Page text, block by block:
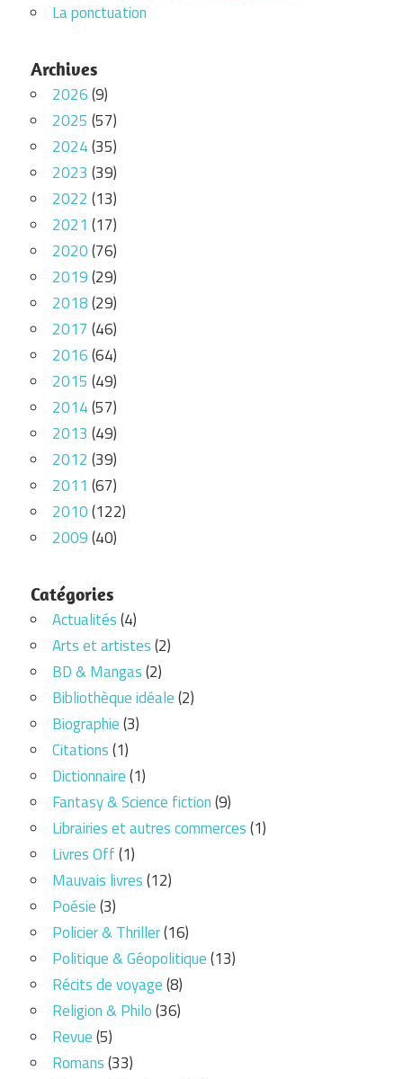
La ponctuation
Archives
2026(9)
2025 (57)
2024(35)
2023 (39)
2022 (13)
2021 (17)
2020(76)
2019(29)
2018(29)
2017 (46)
2016(64)
2015 (49)
2014(57)
2013 (49)
2012 (39)
2011 (67)
2010(122)
2009(40)
Catégories
Actualités(4)
Arts et artistes(2)
BD & Mangas(2)
Bibliothèque idéale(2)
Biographie(3)
Citations(1)
Dictionnaire(1)
Fantasy & Science fiction(9)
Librairies et autres commerces(1)
Livres Off(1)
Mauvais livres(12)
Poésie(3)
Policier & Thriller(16)
Politique & Géopolitique(13)
Récits de voyage(8)
Religion & Philo(36)
Revue(5)
Romans(33)